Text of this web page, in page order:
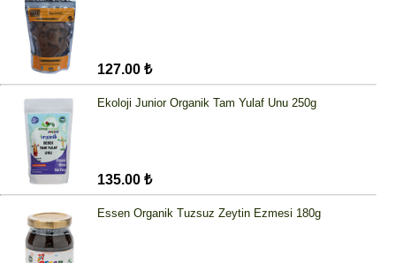
127.00 ₺
Ekoloji Junior Organik Tam Yulaf Unu 250g
135.00 ₺
Essen Organik Tuzsuz Zeytin Ezmesi 180g